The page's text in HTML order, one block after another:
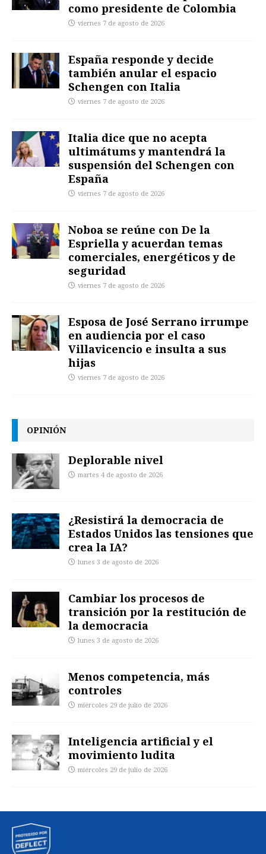
como presidente de Colombia
viernes 7 de agosto de 2026
España responde y decide
también anular el espacio
Schengen con Italia
viernes 7 de agosto de 2026
Italia dice que no acepta
ultimátums y mantendrá la
suspensión del Schengen con
España
viernes 7 de agosto de 2026
Noboa se reúne con De la
Espriella y acuerdan temas
comerciales, energéticos y de
seguridad
viernes 7 de agosto de 2026
Esposa de José Serrano irrumpe
en audiencia por el caso
Villavicencio e insulta a sus
hijas
viernes 7 de agosto de 2026
OPINIÓN
Deplorable nivel
martes 4 de agosto de 2026
¿Resistirá la democracia de
Estados Unidos las tensiones que
crea la IA?
lunes 3 de agosto de 2026
Cambiar los procesos de
transición por la restitución de
la democracia
lunes 3 de agosto de 2026
Menos competencia, más
controles
miércoles 29 de julio de 2026
Inteligencia artificial y el
movimiento ludita
miércoles 29 de julio de 2026